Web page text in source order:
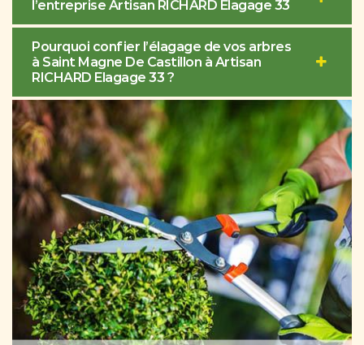
l’entreprise Artisan RICHARD Elagage 33
Pourquoi confier l’élagage de vos arbres
à Saint Magne De Castillon à Artisan
RICHARD Elagage 33 ?